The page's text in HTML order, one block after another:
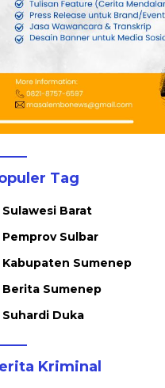
Tag
Sulawesi Barat
Pemprov Sulbar
Kabupaten Sumenep
Berita Sumenep
Suhardi Duka
Kriminal